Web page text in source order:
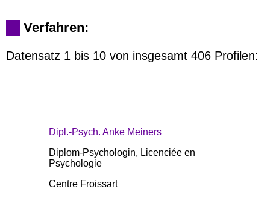
Verfahren:
Datensatz 1 bis 10 von insgesamt 406 Profilen:
Dipl.-Psych. Anke Meiners
Diplom-Psychologin, Licenciée en
Psychologie
Centre Froissart